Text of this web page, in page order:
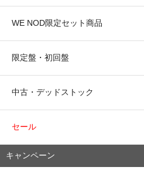
WE NOD限定セット商品
限定盤・初回盤
中古・デッドストック
セール
キャンペーン